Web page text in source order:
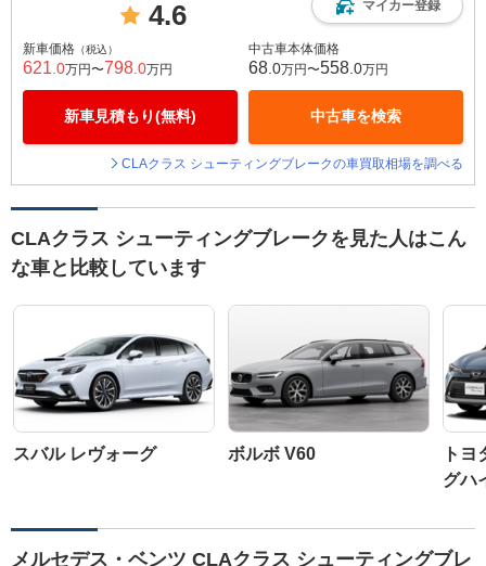
4.6 マイカー登録
新車価格 （税込）
621 .0万円〜798 .0万円
新車見積もり(無料)
中古車本体価格
68 .0万円〜558 .0万円
中古車を検索
CLAクラス シューティングブレークの車買取相場を調べる
CLAクラス シューティングブレークを見た人はこん
な車と比較しています
スバル レヴォーグ ボルボ V60
ト
グハ
メルセデス・ベンツ CLAクラス シューティングブレ